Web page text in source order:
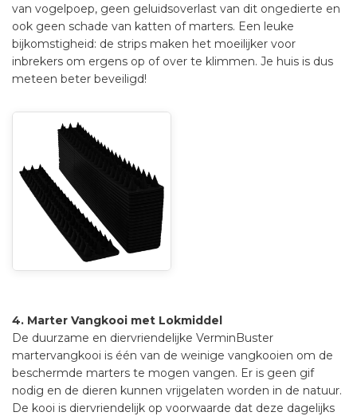
van vogelpoep, geen geluidsoverlast van dit ongedierte en
ook geen schade van katten of marters. Een leuke
bijkomstigheid: de strips maken het moeilijker voor
inbrekers om ergens op of over te klimmen. Je huis is dus
meteen beter beveiligd!
4. Marter Vangkooi met Lokmiddel
De duurzame en diervriendelijke VerminBuster
martervangkooi is één van de weinige vangkooien om de
beschermde marters te mogen vangen. Er is geen gif
nodig en de dieren kunnen vrijgelaten worden in de natuur.
De kooi is diervriendelijk op voorwaarde dat deze dagelijks